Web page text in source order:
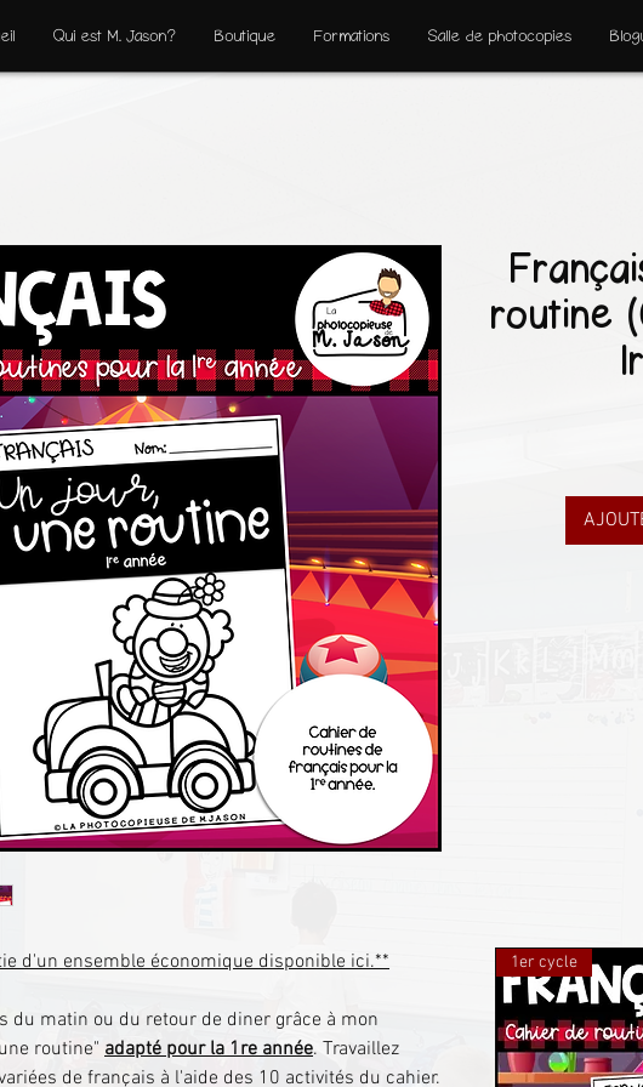
Qui est M. Jason? Boutique Formations Salle de photocopies
d'un ensemble économique disponible ici.**
du matin ou du retour de diner grâce à mon
routine" adapté pour la 1re année. Travaillez
de français à l'aide des 10 activités du cahier.
routine
1er cycle